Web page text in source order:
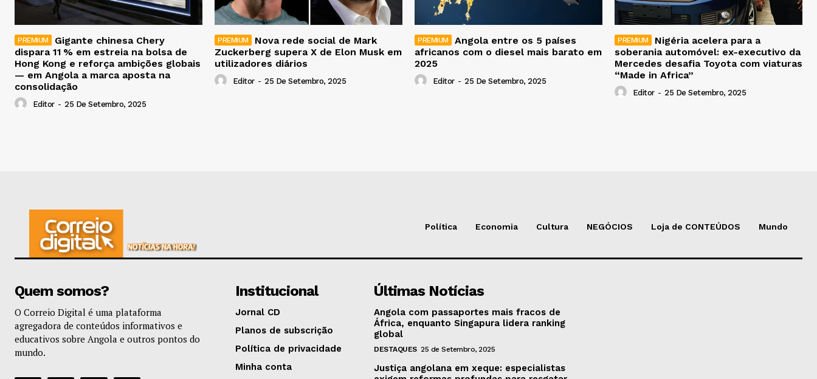
Gigante chinesa Chery
dispara 11 % em estreia na bolsa de
Hong Kong e reforça ambições globais
— em Angola a marca aposta na
consolidação
Editor - 25 De Setembro, 2025
Nova rede social de Mark
Zuckerberg supera X de Elon Musk em
utilizadores diários
Editor - 25 De Setembro, 2025
Angola entre os 5 países
africanos com o diesel mais barato em
2025
Editor - 25 De Setembro, 2025
Nigéria acelera para a
soberania automóvel: ex-executivo da
Mercedes desafia Toyota com viaturas
“Made in Africa”
Editor - 25 De Setembro, 2025
Política Economia Cultura NEGÓCIOS Loja de CONTEÚDOS Mundo
Quem somos?
O Correio Digital é uma plataforma
agregadora de conteúdos informativos e
educativos sobre Angola e outros pontos do
mundo.
Institucional
Jornal CD
Planos de subscrição
Política de privacidade
Minha conta
Últimas Notícias
Angola com passaportes mais fracos de
África, enquanto Singapura lidera ranking
global
DESTAQUES 25 de Setembro, 2025
Justiça angolana em xeque: especialistas